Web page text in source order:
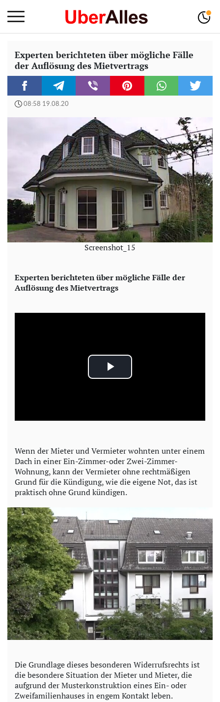
Experten berichteten über mögliche Fälle
der Auflösung des Mietvertrags
08:58 19.08.20
Screenshot_15
Experten berichteten über mögliche Fälle der
Auflösung des Mietvertrags
P
a
y
V
i
e
o
Wenn der Mieter und Vermieter wohnten unter einem
Dach in einer Ein-Zimmer-oder Zwei-Zimmer-
Wohnung, kann der Vermieter ohne rechtmäßigen
Grund für die Kündigung, wie die eigene Not, das ist
praktisch ohne Grund kündigen.
Die Grundlage dieses besonderen Widerrufsrechts ist
die besondere Situation der Mieter und Mieter, die
aufgrund der Musterkonstruktion eines Ein- oder
Zweifamilienhauses in engem Kontakt leben.